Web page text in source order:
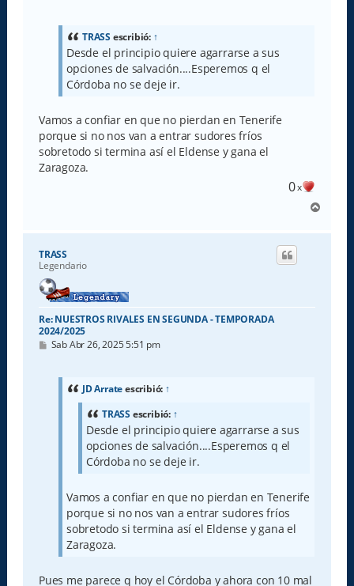
TRASS escribió: ↑
Desde el principio quiere agarrarse a sus
opciones de salvación....Esperemos q el
Córdoba no se deje ir.
Vamos a confiar en que no pierdan en Tenerife
porque si no nos van a entrar sudores fríos
sobretodo si termina así el Eldense y gana el
Zaragoza.
0x
r
TRASS
Legendario
Re: NUESTROS RIVALES EN SEGUNDA - TEMPORADA
2024/2025
M
Sab Abr 26, 2025 5:51 pm
JD Arrateescribió: ↑
TRASS escribió: ↑
Desde el principio quiere agarrarse a sus
opciones de salvación....Esperemos q el
Córdoba no se deje ir.
Vamos a confiar en que no pierdan en Tenerife
porque si no nos van a entrar sudores fríos
sobretodo si termina así el Eldense y gana el
Zaragoza.
Pues me parece q hoy el Córdoba y ahora con 10 mal